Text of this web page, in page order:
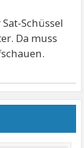
Schüssel
Da muss